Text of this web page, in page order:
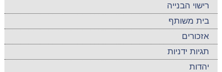
רישוי הבנייה
בית משותף
אזכורים
תגיות ידניות
יהדות